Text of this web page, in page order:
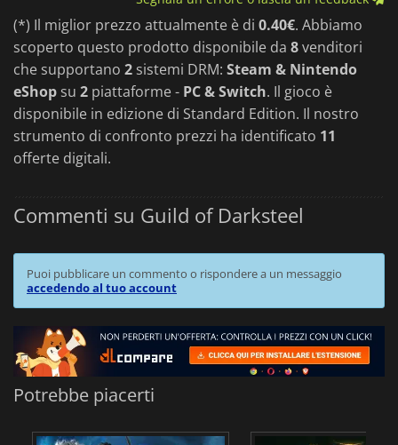
(*) Il miglior prezzo attualmente è di 0.40€. Abbiamo
scoperto questo prodotto disponibile da 8venditori
che supportano 2 sistemi DRM: Steam & Nintendo
eShop su 2 piattaforme - PC & Switch. Il gioco è
disponibile in edizione di Standard Edition. Il nostro
strumento di confronto prezzi ha identificato 11
offerte digitali.
Commenti su Guild of Darksteel
Puoi pubblicare un commento o rispondere a un messaggio
accedendo al tuo account
Potrebbe piacerti